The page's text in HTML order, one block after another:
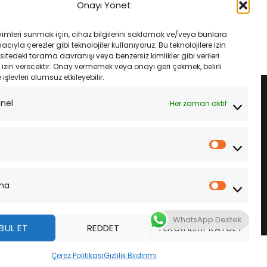
Onayı Yönet
sunmak için, cihaz bilgilerini saklamak ve/veya bunlara
çerezler gibi teknolojiler kullanıyoruz. Bu teknolojilere izin
tarama davranışı veya benzersiz kimlikler gibi verileri
verecektir. Onay vermemek veya onayı geri çekmek, belirli
işlevleri olumsuz etkileyebilir.
Her zaman aktif
İstatistik
ET REDDET TERCIHLERI KAYDET
Çerez PolitikasıGizlilik Bildirimi
fiyat:
₺18,800.00.
andaki
fiyat:
₺17,485.00.
16 Michelin City Grip 2 Takım
fiyat:
₺9,900.00.
andaki
fiyat:
₺9,400.00.
SEPETE EKLE
DAHA FAZLA BILGI
WhatsApp Destek